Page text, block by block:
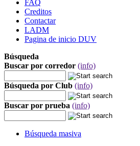
FAQ
Creditos
Contactar
LADM
Pagina de inicio DUV
Búsqueda
Buscar por corredor (info)
Búsqueda por Club (info)
Buscar por prueba (info)
Búsqueda masiva